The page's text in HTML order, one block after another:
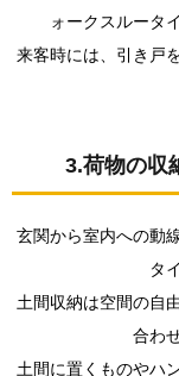
ォークスルータ
来客時には、引き戸
3.荷物の収
玄関から室内への動
タ
土間収納は空間の自
合わ
土間に置くものやハ